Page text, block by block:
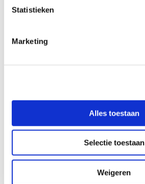
Statistieken
Marketing
Alles toestaan
Selectie toestaan
Weigeren